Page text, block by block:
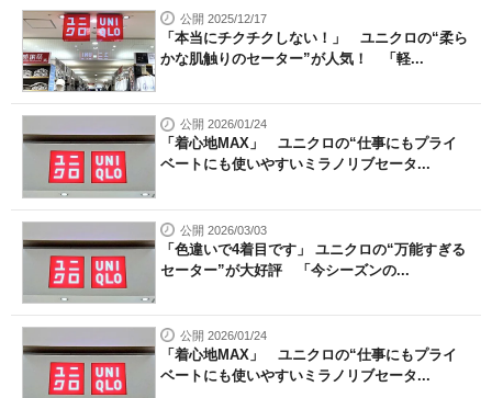
公開 2025/12/17
「本当にチクチクしない！」 ユニクロの“柔ら
かな肌触りのセーター”が人気！ 「軽...
公開 2026/01/24
「着心地MAX」 ユニクロの“仕事にもプライ
ベートにも使いやすいミラノリブセータ...
公開 2026/03/03
「色違いで4着目です」 ユニクロの“万能すぎる
セーター”が大好評 「今シーズンの...
公開 2026/01/24
「着心地MAX」 ユニクロの“仕事にもプライ
ベートにも使いやすいミラノリブセータ...